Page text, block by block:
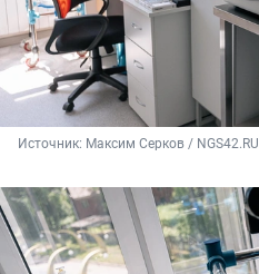
Источник: Максим Серков / NGS42.RU